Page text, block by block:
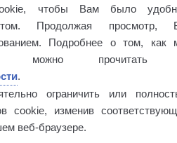
чтобы Вам было
Продолжая просмотр,
Подробнее о том, как
можно прочитать
.
ограничить или
cookie, изменив
веб-браузере.